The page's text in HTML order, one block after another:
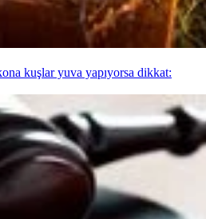
kuşlar yuva yapıyorsa dikkat: